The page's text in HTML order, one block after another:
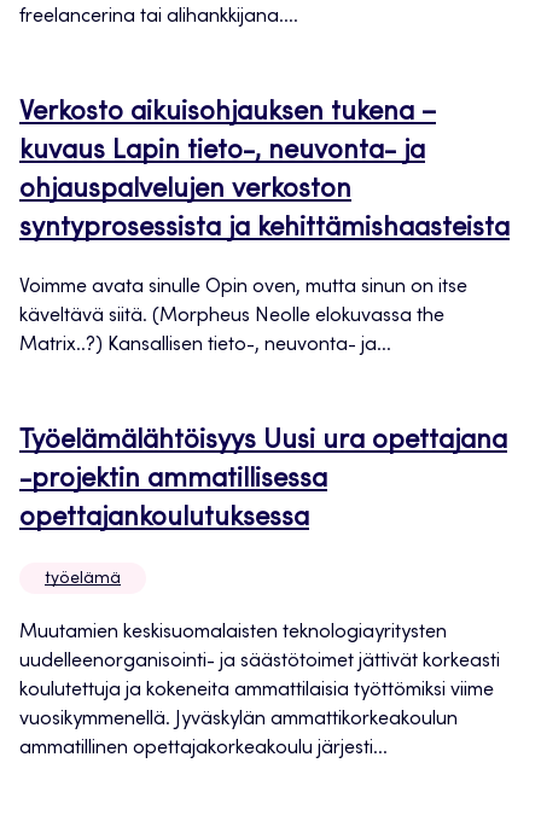
freelancerina tai alihankkijana....
Verkosto aikuisohjauksen tukena –
kuvaus Lapin tieto-, neuvonta- ja
ohjauspalvelujen verkoston
syntyprosessista ja kehittämishaasteista
Voimme avata sinulle Opin oven, mutta sinun on itse
käveltävä siitä. (Morpheus Neolle elokuvassa the
Matrix..?) Kansallisen tieto-, neuvonta- ja...
Työelämälähtöisyys Uusi ura opettajana
-projektin ammatillisessa
opettajankoulutuksessa
työelämä
Muutamien keskisuomalaisten teknologiayritysten
uudelleenorganisointi- ja säästötoimet jättivät korkeasti
koulutettuja ja kokeneita ammattilaisia työttömiksi viime
vuosikymmenellä. Jyväskylän ammattikorkeakoulun
ammatillinen opettajakorkeakoulu järjesti...